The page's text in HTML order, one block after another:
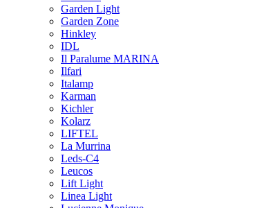
Garden Light
Garden Zone
Hinkley
IDL
Il Paralume MARINA
Ilfari
Italamp
Karman
Kichler
Kolarz
LIFTEL
La Murrina
Leds-C4
Leucos
Lift Light
Linea Light